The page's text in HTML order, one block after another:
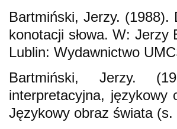
Bartmiński, Jerzy. (1988).
konotacji słowa. W:
Lublin: Wydawnictwo
Bartmiński, Jerzy.
interpretacyjna,
Językowy obraz świata